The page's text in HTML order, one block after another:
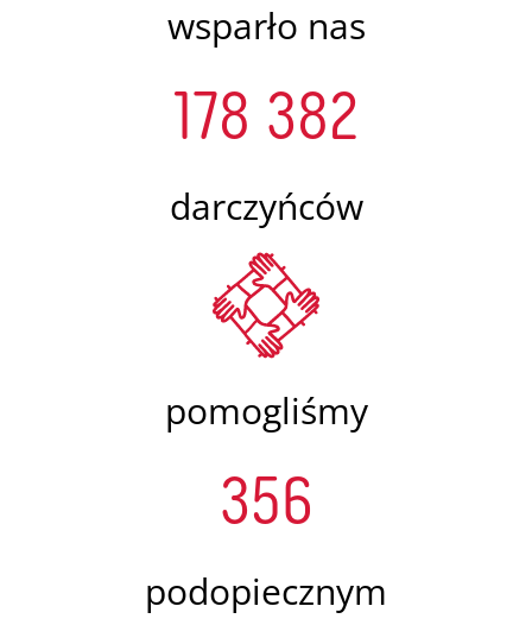
wsparło nas
178 382
darczyńców
pomogliśmy
356
podopiecznym